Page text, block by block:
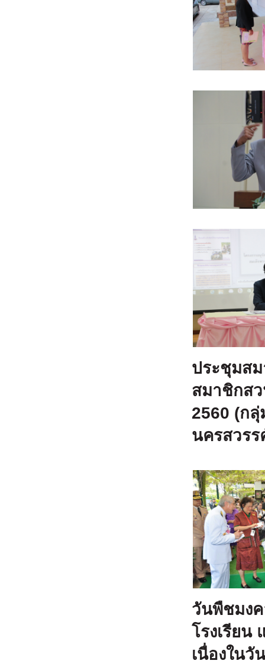
ประชุมส
สมาชิกส
2560 (ก
นครสวร
วันพืชมง
โรงเรียน
เนื่องใน